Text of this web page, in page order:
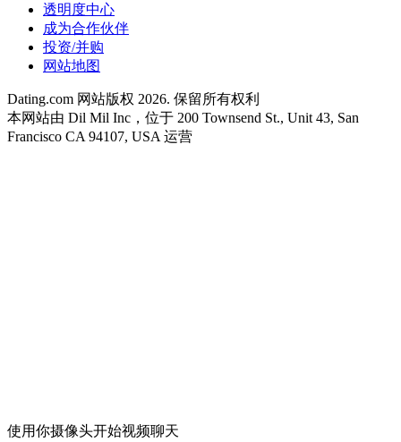
透明度中心
成为合作伙伴
投资/并购
网站地图
Dating.com 网站版权 2026. 保留所有权利
本网站由 Dil Mil Inc，位于 200 Townsend St., Unit 43, San
Francisco CA 94107, USA 运营
使用你摄像头开始视频聊天